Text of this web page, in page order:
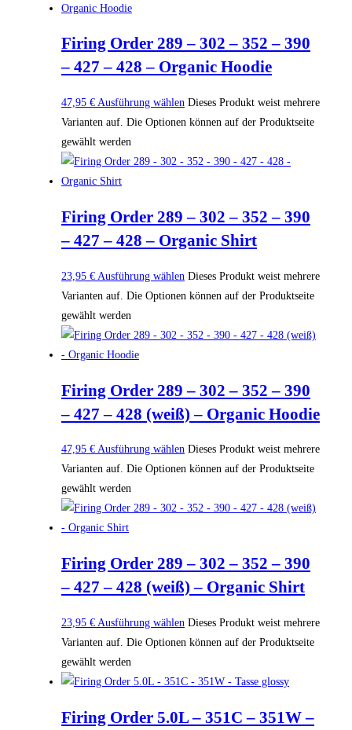
Firing Order 289 – 302 – 352 – 390
– 427 – 428 – Organic Hoodie
47,95 € Ausführung wählen Dieses Produkt weist mehrere
Varianten auf. Die Optionen können auf der Produktseite
gewählt werden
Firing Order 289 – 302 – 352 – 390
– 427 – 428 – Organic Shirt
23,95 € Ausführung wählen Dieses Produkt weist mehrere
Varianten auf. Die Optionen können auf der Produktseite
gewählt werden
Firing Order 289 – 302 – 352 – 390
– 427 – 428 (weiß) – Organic Hoodie
47,95 €Ausführung wählen Dieses Produkt weist mehrere
Varianten auf. Die Optionen können auf der Produktseite
gewählt werden
Firing Order 289 – 302 – 352 – 390
– 427 – 428 (weiß) – Organic Shirt
23,95 € Ausführung wählen Dieses Produkt weist mehrere
Varianten auf. Die Optionen können auf der Produktseite
gewählt werden
Firing Order 5.0L – 351C – 351W –